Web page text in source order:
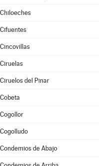
Chiloeches
Cifuentes
Cincovillas
Ciruelas
Ciruelos del Pinar
Cobeta
Cogollor
Cogolludo
Condemios de Abajo